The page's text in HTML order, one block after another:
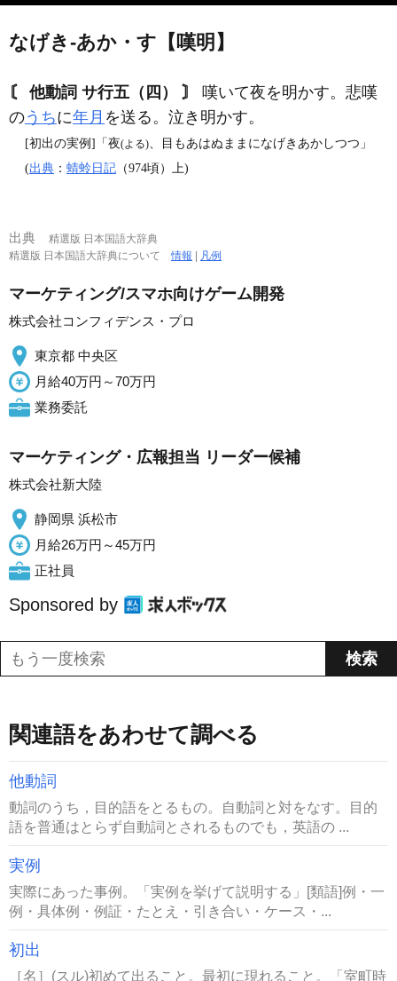
なげき‐あか・す【嘆明】
〘 他動詞 サ行五（四） 〙
嘆いて夜を明かす。悲嘆
のうちに年月 を送る。泣き明かす。
[初出の実例]「夜(よる)
、目もあはぬままになげきあかしつつ」
(出典 ： 蜻蛉日記 （974頃）上)
出典
精選版 日本国語大辞典
精選版 日本国語大辞典について情報 | 凡例
マーケティング/スマホ向けゲーム開発
株式会社コンフィデンス・プロ
東京都 中央区
月給40万円～70万円
業務委託
マーケティング・広報担当 リーダー候補
株式会社新大陸
静岡県 浜松市
月給26万円～45万円
正社員
Sponsored by
関連語をあわせて調べる
他動詞
動詞のうち，目的語をとるもの。自動詞と対をなす。目的
語を普通はとらず自動詞とされるものでも，英語の ...
実例
実際にあった事例。「実例を挙げて説明する」[類語]例・一
例・具体例・例証・たとえ・引き合い・ケース・...
初出
［名］(スル)初めて出ること。最初に現れること。「室町時